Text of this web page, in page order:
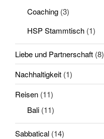
Coaching (3)
HSP Stammtisch (1)
Liebe und Partnerschaft (8)
Nachhaltigkeit (1)
Reisen (11)
Bali (11)
Sabbatical (14)